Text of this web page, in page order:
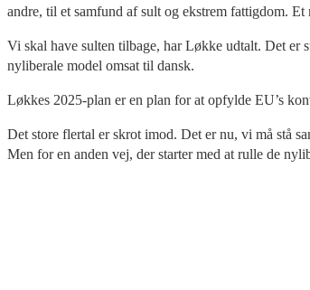
andre, til et samfund af sult og ekstrem fattigdom.
Vi skal have sulten tilbage, har Løkke udtalt. Det er
nyliberale model omsat til dansk.
Løkkes 2025-plan er en plan for at opfylde EU’s
Det store flertal er skrot imod. Det er nu, vi må stå
Men for en anden vej, der starter med at rulle de